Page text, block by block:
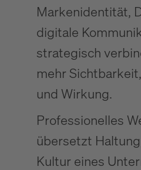
Markenidentität,
digitale
strategisch
mehr
und Wirkung.
Professionelles
übersetzt
Kultur eines